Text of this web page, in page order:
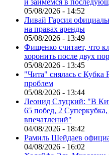
05/08/2026 - 14:52
Ливай Гарсия
на правах аренды
05/08/2026 - 13:49
Фищенко считает, что
хоронить после двух
05/08/2026 - 13:45
"Чита" снялась с Кубка
проблем
05/08/2026 - 13:44
Леонид Слуцкий: "В
65 побед, 2
впечатлений"
04/08/2026 - 18:42
Рамиль Шейдаев
04/08/2026 - 16:02